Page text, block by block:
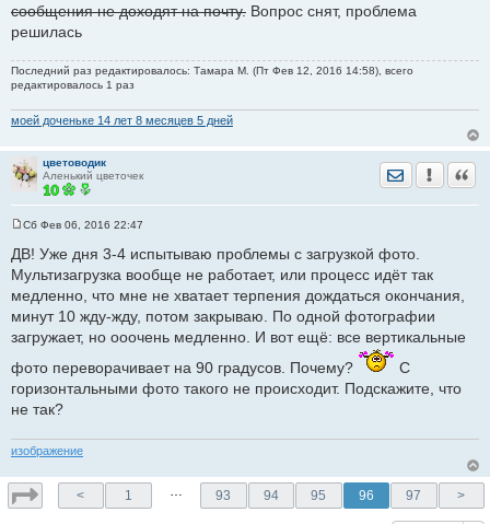
е
сообщения не доходят на почту. Вопрос снят, проблема
решилась
Последний раз редактировалось: Тамара М. (Пт Фев 12, 2016 14:58), всего
редактировалось 1 раз
моей доченьке 14 лет 8 месяцев 5 дней
цветоводик
Аленький цветочек
Отправить
о
о
б
щ
е
н
е
Сб Фев 06, 2016 22:47
ДВ! Уже дня 3-4 испытываю проблемы с загрузкой фото.
Мультизагрузка вообще не работает, или процесс идёт так
медленно, что мне не хватает терпения дождаться окончания,
минут 10 жду-жду, потом закрываю. По одной фотографии
загружает, но ооочень медленно. И вот ещё: все вертикальные
фото переворачивает на 90 градусов. Почему?
С
горизонтальными фото такого не происходит. Подскажите, что
не так?
изображение
< 1 93 94 95 96 97 >